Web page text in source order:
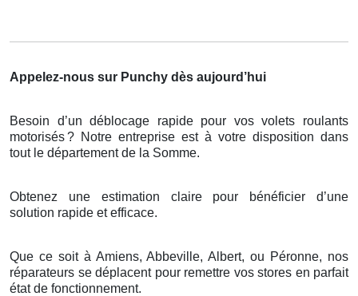
Appelez-nous sur Punchy dès aujourd’hui
Besoin d’un déblocage rapide pour vos volets roulants
motorisés? Notre entreprise est à votre disposition dans
tout le département de la Somme.
Obtenez une estimation claire pour bénéficier d’une
solution rapide et efficace.
Que ce soit à Amiens, Abbeville, Albert, ou Péronne, nos
réparateurs se déplacent pour remettre vos stores en parfait
état de fonctionnement.